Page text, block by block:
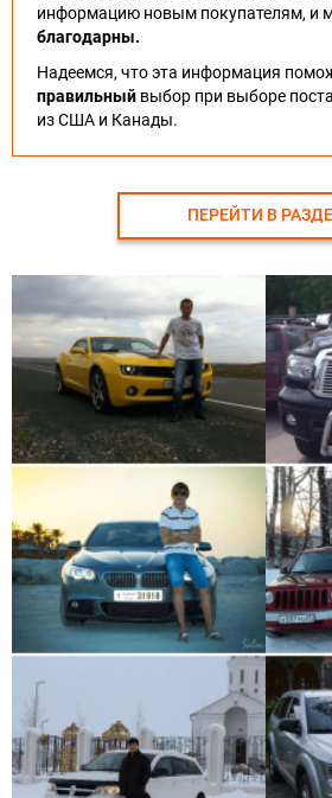
информацию новым покупателям, и
благодарны.
Надеемся, что эта информация
правильный выбор при выборе
из США и Канады.
ПЕРЕЙТИ В